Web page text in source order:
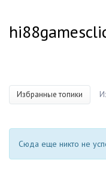
Избранные топики
Сюда еще никто не